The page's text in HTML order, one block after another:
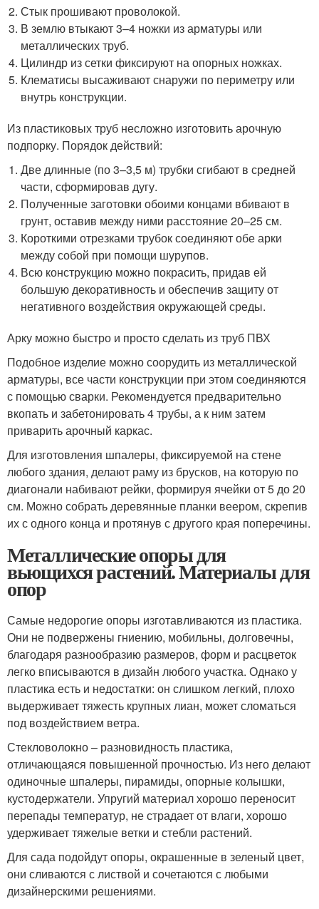
Стык прошивают проволокой.
В землю втыкают 3–4 ножки из арматуры или
металлических труб.
Цилиндр из сетки фиксируют на опорных ножках.
Клематисы высаживают снаружи по периметру или
внутрь конструкции.
Из пластиковых труб несложно изготовить арочную
подпорку. Порядок действий:
Две длинные (по 3–3,5 м) трубки сгибают в средней
части, сформировав дугу.
Полученные заготовки обоими концами вбивают в
грунт, оставив между ними расстояние 20–25 см.
Короткими отрезками трубок соединяют обе арки
между собой при помощи шурупов.
Всю конструкцию можно покрасить, придав ей
большую декоративность и обеспечив защиту от
негативного воздействия окружающей среды.
Арку можно быстро и просто сделать из труб ПВХ
Подобное изделие можно соорудить из металлической
арматуры, все части конструкции при этом соединяются
с помощью сварки. Рекомендуется предварительно
вкопать и забетонировать 4 трубы, а к ним затем
приварить арочный каркас.
Для изготовления шпалеры, фиксируемой на стене
любого здания, делают раму из брусков, на которую по
диагонали набивают рейки, формируя ячейки от 5 до 20
см. Можно собрать деревянные планки веером, скрепив
их с одного конца и протянув с другого края поперечины.
Металлические опоры для
вьющихся растений. Материалы для
опор
Самые недорогие опоры изготавливаются из пластика.
Они не подвержены гниению, мобильны, долговечны,
благодаря разнообразию размеров, форм и расцветок
легко вписываются в дизайн любого участка. Однако у
пластика есть и недостатки: он слишком легкий, плохо
выдерживает тяжесть крупных лиан, может сломаться
под воздействием ветра.
Стекловолокно – разновидность пластика,
отличающаяся повышенной прочностью. Из него делают
одиночные шпалеры, пирамиды, опорные колышки,
кустодержатели. Упругий материал хорошо переносит
перепады температур, не страдает от влаги, хорошо
удерживает тяжелые ветки и стебли растений.
Для сада подойдут опоры, окрашенные в зеленый цвет,
они сливаются с листвой и сочетаются с любыми
дизайнерскими решениями.